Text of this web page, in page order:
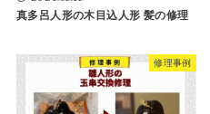
真多呂人形の木目込人形 髪の修理
修理事例